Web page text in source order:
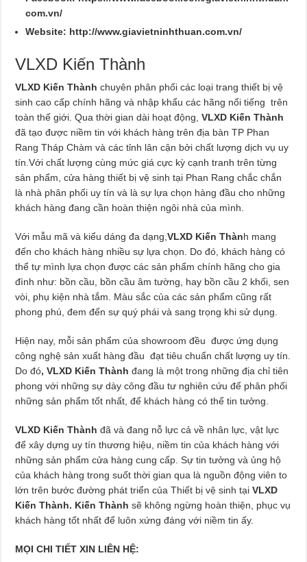
com.vn/
Website: http://www.giavietninhthuan.com.vn/
VLXD Kiến Thành
VLXD Kiến Thành chuyên phân phối các loại trang thiết bị vệ
sinh cao cấp chính hãng và nhập khẩu các hãng nổi tiếng trên
toàn thế giới. Qua thời gian dài hoạt động,VLXD Kiến Thành
đã tạo được niềm tin với khách hàng trên địa bàn TP Phan
Rang Tháp Chàm và các tỉnh lân cận bởi chất lượng dịch vụ uy
tín.Với chất lượng cùng mức giá cực kỳ cạnh tranh trên từng
sản phẩm, cửa hàng thiết bị vệ sinh tại Phan Rang chắc chắn
là nhà phân phối uy tín và là sự lựa chọn hàng đầu cho những
khách hàng đang cần hoàn thiện ngôi nhà của mình.
Với mẫu mã và kiểu dáng đa dạng,VLXD Kiến Thành mang
đến cho khách hàng nhiều sự lựa chọn. Do đó, khách hàng có
thể tự mình lựa chọn được các sản phẩm chính hãng cho gia
đình như: bồn cầu, bồn cầu âm tường, hay bồn cầu 2 khối, sen
vòi, phụ kiện nhà tắm. Màu sắc của các sản phẩm cũng rất
phong phú, đem đến sự quý phái và sang trọng khi sử dụng.
Hiện nay, mỗi sản phẩm của showroom đều được ứng dụng
công nghệ sản xuất hàng đầu đạt tiêu chuẩn chất lượng uy tín.
Do đó, VLXD Kiến Thành đang là một trong những địa chỉ tiên
phong với những sự dày công đầu tư nghiên cứu để phân phối
những sản phẩm tốt nhất, để khách hàng có thể tin tưởng.
VLXD Kiến Thành đã và đang nỗ lực cả về nhân lực, vật lực
để xây dựng uy tín thương hiệu, niềm tin của khách hàng với
những sản phẩm cửa hàng cung cấp. Sự tin tưởng và ủng hộ
của khách hàng trong suốt thời gian qua là nguồn động viên to
lớn trên bước đường phát triển của Thiết bị vệ sinh tại VLXD
Kiến Thành. Kiến Thành sẽ không ngừng hoàn thiện, phục vụ
khách hàng tốt nhất để luôn xứng đáng với niềm tin ấy.
MỌI CHI TIẾT XIN LIÊN HỆ: